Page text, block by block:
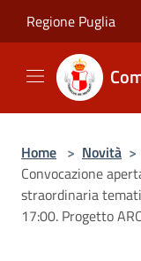
Regione Puglia
Home > Novità >
Convocazione
straordinaria
17:00. Progetto